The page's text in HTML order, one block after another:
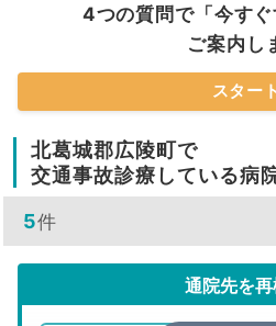
4つの質問で「今す
ご案内し
スタート
北葛城郡広陵町で
交通事故診療している病
5件
通院先を